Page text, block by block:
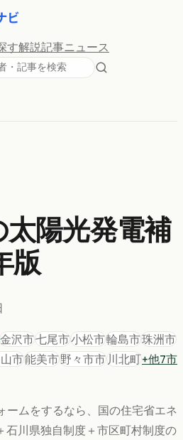
す解説記事ニュース
太陽光発電補
版
金沢市七尾市小松市輪島市珠洲市
市能美市野々市市川北町+他7市
ームをするなら、国の住宅省エネ
石川県独自制度＋市区町村制度の